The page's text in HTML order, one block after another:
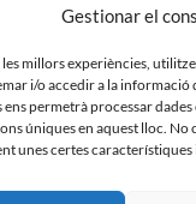
Gestionar el
millors experiències,
i/o accedir a la
permetrà processar
úniques en aquest lloc.
unes certes característiques
i diferents
descomptes
, cap de